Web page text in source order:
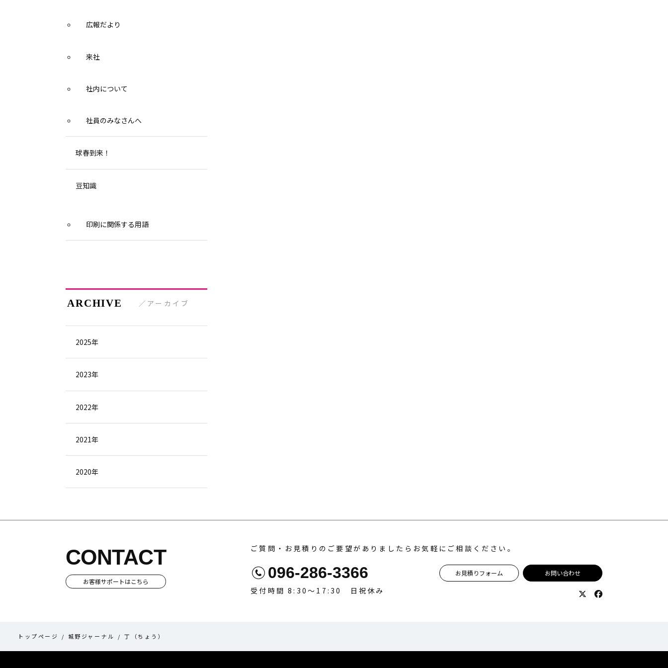
広報だより
来社
社内について
社員のみなさんへ
球春到来！
豆知識
印刷に関係する用語
アーカイブ
2025年
2023年
2022年
2021年
2020年
CONTACT
お客様サポートはこちら
ご質問・お見積りのご要望がありましたらお気軽にご相談ください。
096-286-3366
受付時間 8:30〜17:30 日祝休み
お見積りフォーム お問い合わせ
TwitterFacebook
トップページ 城野ジャーナル 丁（ちょう）